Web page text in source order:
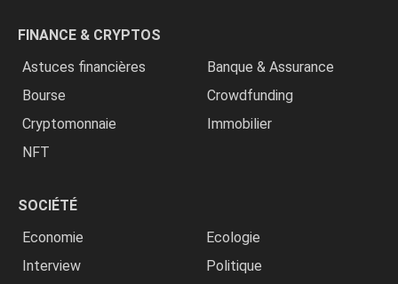
FINANCE & CRYPTOS
Astuces financières
Banque & Assurance
Bourse
Crowdfunding
Cryptomonnaie
Immobilier
NFT
SOCIÉTÉ
Economie
Ecologie
Interview
Politique